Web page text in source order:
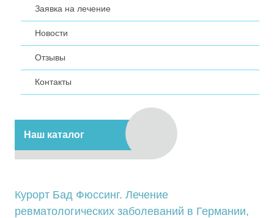
Заявка на лечение
Новости
Отзывы
Контакты
Наш каталог
Курорт Бад Фюссинг. Лечение
ревматологических заболеваний в Германии,